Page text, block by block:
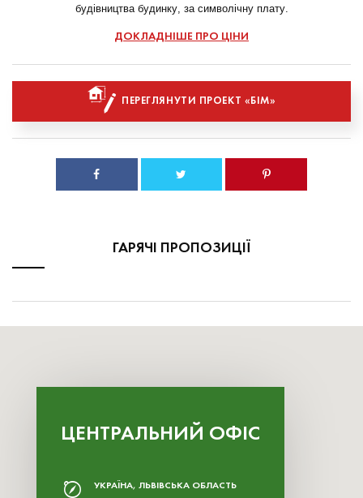
будівництва будинку, за символічну плату.
ДОКЛАДНІШЕ ПРО ЦІНИ
ПЕРЕГЛЯНУТИ ПРОЕКТ «БІМ»
ГАРЯЧІ ПРОПОЗИЦІЇ
ЦЕНТРАЛЬНИЙ ОФІС
УКРАЇНА, ЛЬВІВСЬКА ОБЛАСТЬ